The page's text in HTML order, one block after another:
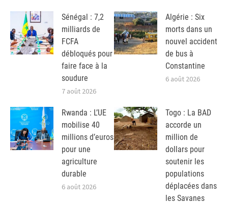
Sénégal : 7,2
milliards de
FCFA
débloqués pour
faire face à la
soudure
7 août 2026
Algérie : Six
morts dans un
nouvel accident
de bus à
Constantine
6 août 2026
Rwanda : L’UE
mobilise 40
millions d’euros
pour une
agriculture
durable
6 août 2026
Togo : La BAD
accorde un
million de
dollars pour
soutenir les
populations
déplacées dans
les Savanes